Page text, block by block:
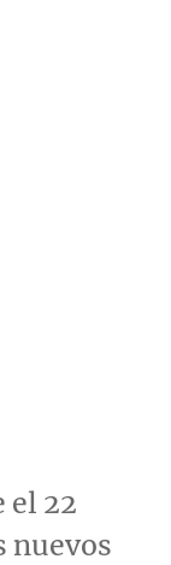
el 22
nuevos